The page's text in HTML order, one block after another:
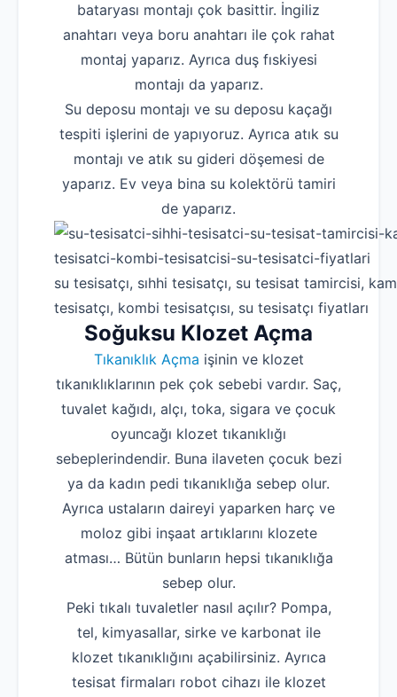
bataryası montajı çok basittir. İngiliz
anahtarı veya boru anahtarı ile çok rahat
montaj yaparız. Ayrıca duş fıskiyesi
montajı da yaparız.
Su deposu montajı ve su deposu kaçağı
tespiti işlerini de yapıyoruz. Ayrıca atık su
montajı ve atık su gideri döşemesi de
yaparız. Ev veya bina su kolektörü tamiri
de yaparız.
su tesisatçı, sıhhi tesisatçı, su tesisat tamircisi,
tesisatçı, kombi tesisatçısı, su tesisatçı fiyatları
Soğuksu Klozet Açma
Tıkanıklık Açma işinin ve klozet
tıkanıklıklarının pek çok sebebi vardır. Saç,
tuvalet kağıdı, alçı, toka, sigara ve çocuk
oyuncağı klozet tıkanıklığı
sebeplerindendir. Buna ilaveten çocuk bezi
ya da kadın pedi tıkanıklığa sebep olur.
Ayrıca ustaların daireyi yaparken harç ve
moloz gibi inşaat artıklarını klozete
atması… Bütün bunların hepsi tıkanıklığa
sebep olur.
Peki tıkalı tuvaletler nasıl açılır? Pompa,
tel, kimyasallar, sirke ve karbonat ile
klozet tıkanıklığını açabilirsiniz. Ayrıca
tesisat firmaları robot cihazı ile klozet